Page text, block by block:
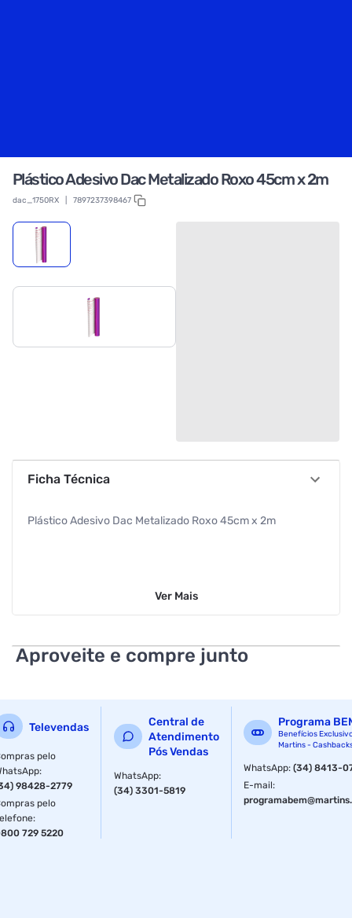
Plástico Adesivo Dac Metalizado Roxo 45cm x 2m
dac_1750RX 7897237398467
Ficha Técnica
Plástico Adesivo Dac Metalizado Roxo 45cm x 2m
Ver Mais
Aproveite e compre junto
Televendas
pelo
:
98428-2779
pelo
:
729 5220
Central de
Atendimento
Pós Vendas
WhatsApp:
(34) 3301-5819
Programa
Benefícios
Martins -
WhatsApp:(34) 8413-
E-mail: